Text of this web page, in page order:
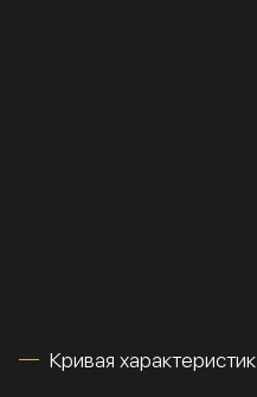
Кривая характеристик